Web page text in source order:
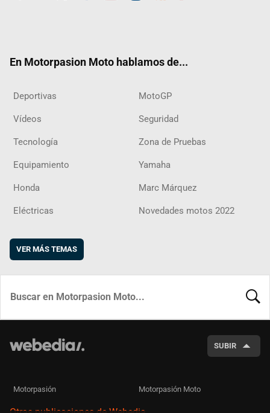
En Motorpasion Moto hablamos de...
Deportivas MotoGP
Vídeos Seguridad
Tecnología Zona de Pruebas
Equipamiento Yamaha
Honda Marc Márquez
Eléctricas Novedades motos 2022
VER MÁS TEMAS
SUBIR
Motorpasión Motorpasión Moto